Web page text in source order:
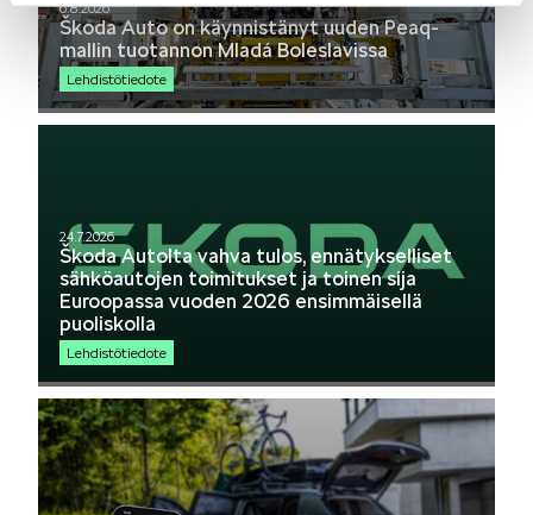
KLASSIKOT
RALLI
Mallit
6.8.2026
Škoda Auto on käynnistänyt uuden Peaq-
mallin tuotannon Mladá Boleslavissa
Lehdistötiedote
24.7.2026
Škoda Autolta vahva tulos, ennätykselliset
sähköautojen toimitukset ja toinen sija
Euroopassa vuoden 2026 ensimmäisellä
puoliskolla
Lehdistötiedote